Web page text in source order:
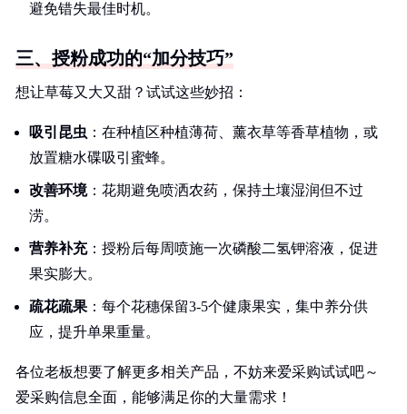
避免错失最佳时机。
三、授粉成功的“加分技巧”
想让草莓又大又甜？试试这些妙招：
吸引昆虫 ：在种植区种植薄荷、薰衣草等香草植物，或
放置糖水碟吸引蜜蜂。
改善环境：花期避免喷洒农药，保持土壤湿润但不过
涝。
营养补充：授粉后每周喷施一次磷酸二氢钾溶液，促进
果实膨大。
疏花疏果 ：每个花穗保留3-5个健康果实，集中养分供
应，提升单果重量。
各位老板想要了解更多相关产品，不妨来爱采购试试吧～
爱采购信息全面，能够满足你的大量需求！